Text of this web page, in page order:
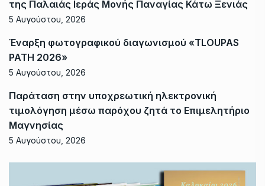
της Παλαιάς Ιεράς Μονής Παναγίας Κάτω Ξενιάς
5 Αυγούστου, 2026
Έναρξη φωτογραφικού διαγωνισμού «TLOUPAS
PATH 2026»
5 Αυγούστου, 2026
Παράταση στην υποχρεωτική ηλεκτρονική
τιμολόγηση μέσω παρόχου ζητά το Επιμελητήριο
Μαγνησίας
5 Αυγούστου, 2026